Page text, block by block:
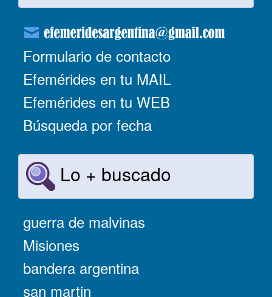
Formulario de contacto
Efemérides en tu MAIL
Efemérides en tu WEB
Búsqueda por fecha
Lo + buscado
guerra de malvinas
Misiones
bandera argentina
san martin